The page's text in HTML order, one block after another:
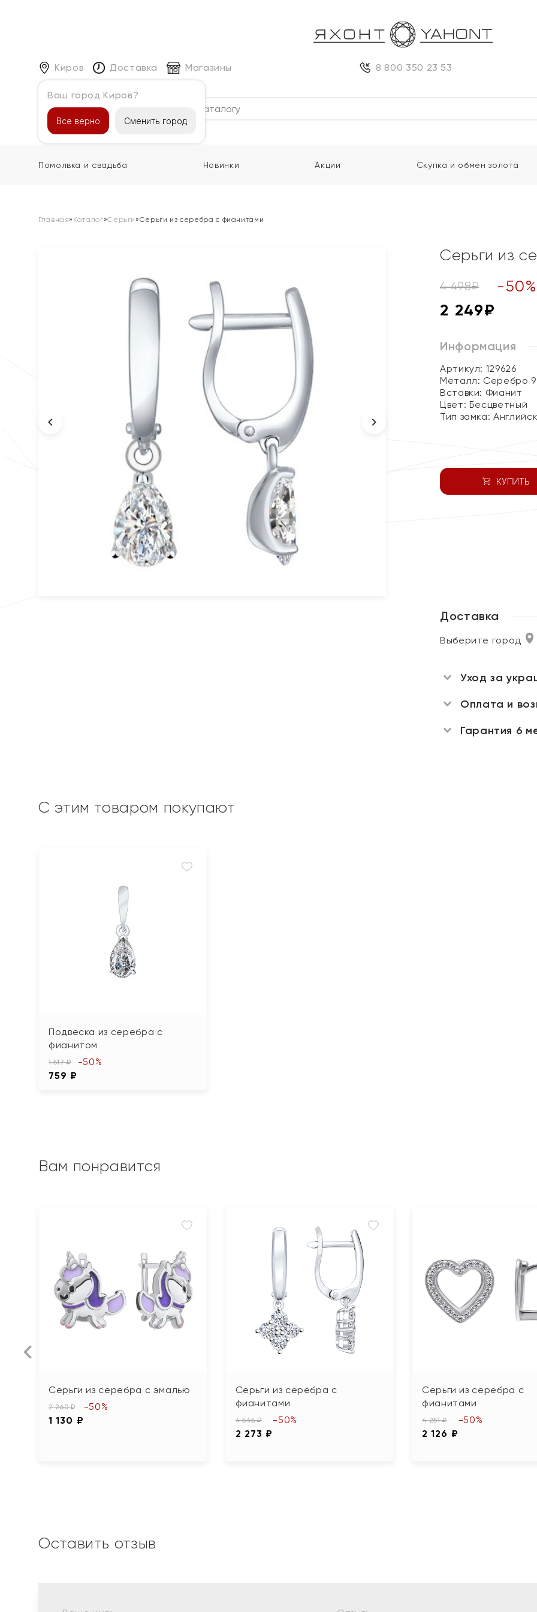
Киров
Ваш город Киров?
Все верно Сменить город
Доставка Магазины 8 800 350 23 53
Каталог
Помолвка и свадьба Новинки Акции Скупка и обмен золота
Главная» Каталог»Серьги »Серьги из серебра с фианитами
Серьги из
4 498₽ -50%
2 249₽
Информация
Артикул: 129626
Металл: Серебро
Вставки: Фианит
Цвет: Бесцветный
Тип замка:
КУПИТЬ
Доставка
Выберите город
Уход за
Оплата и
Гарантия 6
С этим товаром покупают
Подвеска из серебра с
фианитом
1 517 ₽
759 ₽
-50%
Вам понравится
Серьги из серебра с эмалью
2 260 ₽
1 130 ₽
-50%
Серьги из серебра с
фианитами
4 545 ₽
2 273 ₽
-50%
Серьги из серебра с
фианитами
4 251 ₽
2 126 ₽
-50%
Оставить отзыв